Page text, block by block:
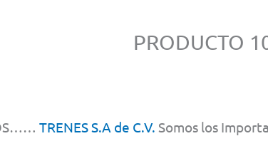
PRODUCTO
TRENES S.A de C.V. Somos los